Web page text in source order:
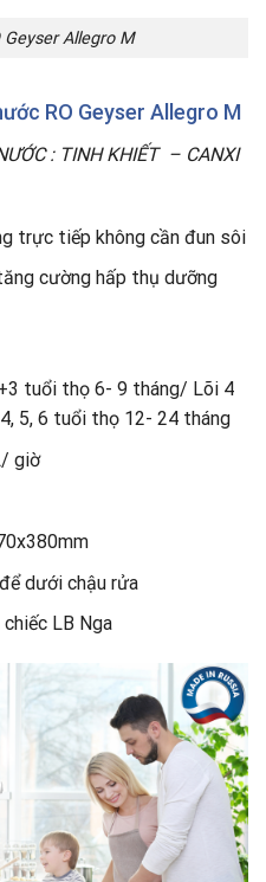
Allegro M
RO Geyser Allegro M
: TINH KHIẾT – CANXI
trực tiếp không cần đun sôi
cường hấp thụ dưỡng
tuổi thọ 6- 9 tháng/ Lõi 4
5, 6 tuổi thọ 12- 24 tháng
giờ
dưới chậu rửa
LB Nga